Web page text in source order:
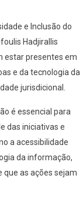
e Inclusão do
Hadjirallis
estar presentes em
e da tecnologia da
jurisdicional.
é essencial para
das iniciativas e
a acessibilidade
da informação,
as ações sejam